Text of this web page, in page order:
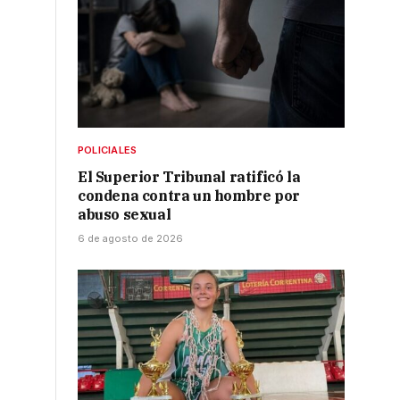
POLICIALES
El Superior Tribunal ratificó la
condena contra un hombre por
abuso sexual
6 de agosto de 2026